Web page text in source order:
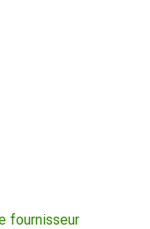
fournisseur